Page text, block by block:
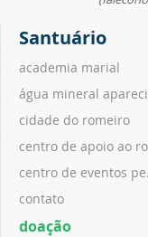
Santuário
academia marial
água mineral
cidade do romeiro
centro de apoio ao
centro de eventos
contato
doação